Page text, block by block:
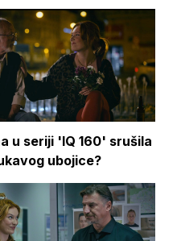
u seriji 'IQ 160' srušila
ubojice?